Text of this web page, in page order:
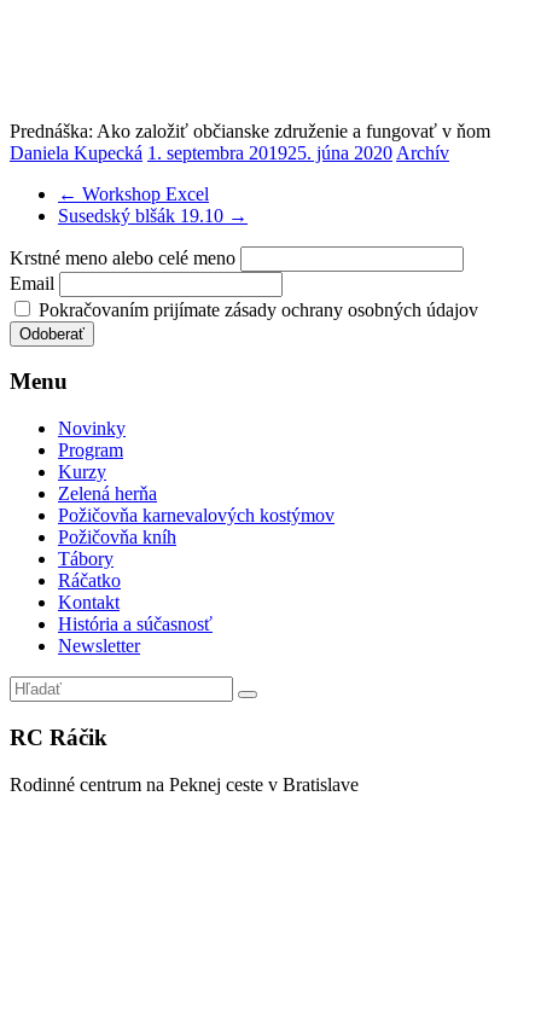
Prednáška: Ako založiť občianske združenie a fungovať v ňom
Daniela Kupecká 1. septembra 201925. júna 2020 Archív
← Workshop Excel
Susedský blšák 19.10 →
Krstné meno alebo celé meno
Email
Pokračovaním prijímate zásady ochrany osobných údajov
Menu
Novinky
Program
Kurzy
Zelená herňa
Požičovňa karnevalových kostýmov
Požičovňa kníh
Tábory
Ráčatko
Kontakt
História a súčasnosť
Newsletter
RC Ráčik
Rodinné centrum na Peknej ceste v Bratislave